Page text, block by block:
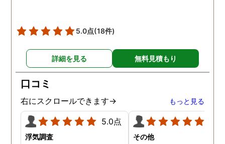
5.0点(18件)
詳細を見る 無料見積もり
口コミ
右にスクロールできます→ もっと見る
5.0点
浮気調査 その他